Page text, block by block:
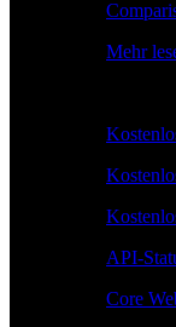
Mehr
API-
Core